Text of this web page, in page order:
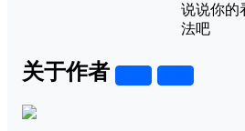
说说你的
法吧
关于作者